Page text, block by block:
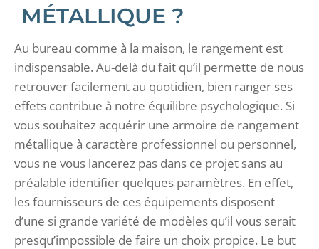
MÉTALLIQUE ?
Au bureau comme à la maison, le rangement est
indispensable. Au-delà du fait qu’il permette de nous
retrouver facilement au quotidien, bien ranger ses
effets contribue à notre équilibre psychologique. Si
vous souhaitez acquérir une armoire de rangement
métallique à caractère professionnel ou personnel,
vous ne vous lancerez pas dans ce projet sans au
préalable identifier quelques paramètres. En effet,
les fournisseurs de ces équipements disposent
d’une si grande variété de modèles qu’il vous serait
presqu’impossible de faire un choix propice. Le but